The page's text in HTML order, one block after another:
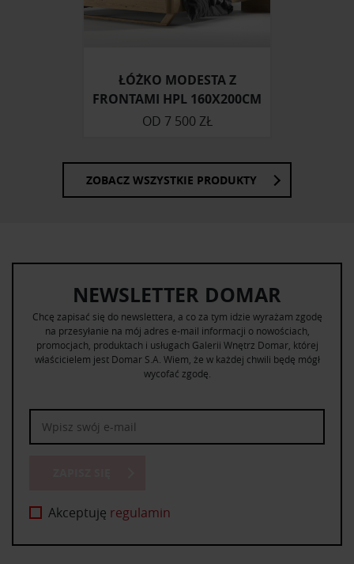
otrzymanymi od Ciebie lub uzyskanymi podczas
ŁÓŻKO MODESTA Z
FRONTAMI HPL 160X200CM
OD 7 500 ZŁ
ZOBACZ WSZYSTKIE PRODUKTY
NEWSLETTER DOMAR
Chcę zapisać się do newslettera, a co za tym idzie wyrażam zgodę
na przesyłanie na mój adres e-mail informacji o nowościach,
promocjach, produktach i usługach Galerii Wnętrz Domar, której
właścicielem jest Domar S.A. Wiem, że w każdej chwili będę mógł
wycofać zgodę.
Akceptuję regulamin